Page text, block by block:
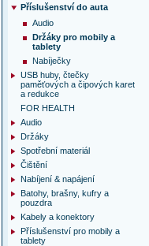
Příslušenství do auta
Audio
Držáky pro mobily a
tablety
Nabíječky
USB huby, čtečky
paměťových a čipových karet
a redukce
FOR HEALTH
Audio
Držáky
Spotřební materiál
Čištění
Nabíjení & napájení
Batohy, brašny, kufry a
pouzdra
Kabely a konektory
Příslušenství pro mobily a
tablety